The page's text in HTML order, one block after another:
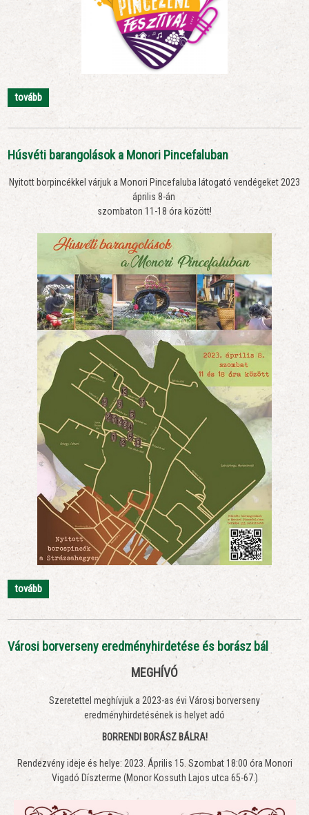
tovább
Húsvéti barangolások a Monori Pincefaluban
Nyitott borpincékkel várjuk a Monori Pincefaluba látogató vendégeket 2023
április 8-án
szombaton 11-18 óra között!
tovább
Városi borverseny eredményhirdetése és borász bál
MEGHÍVÓ
Szeretettel meghívjuk a 2023-as évi Városi borverseny
eredményhirdetésének is helyet adó
BORRENDI BORÁSZ BÁLRA!
Rendezvény ideje és helye: 2023. Április 15. Szombat 18:00 óra Monori
Vigadó Díszterme (Monor Kossuth Lajos utca 65-67.)